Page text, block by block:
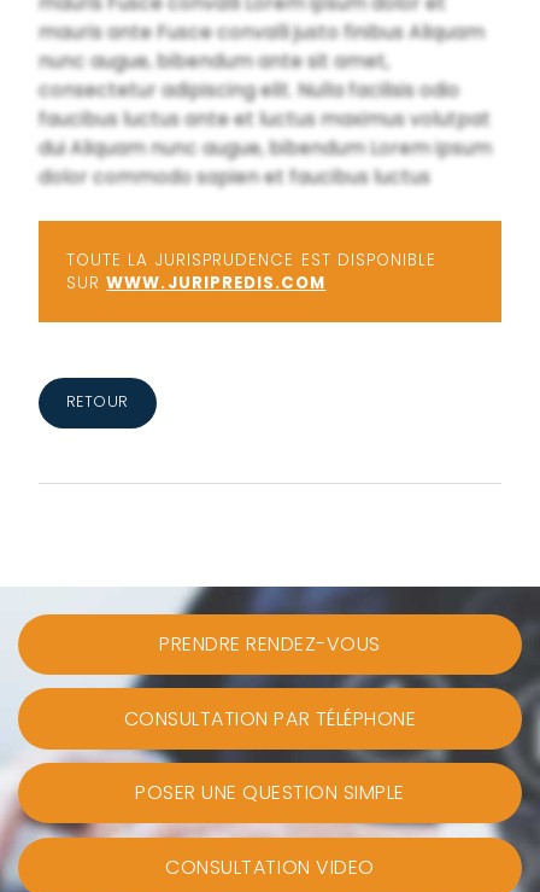
mauris ante Fusce convalli justo finibus Aliquam
nunc augue, bibendum ante sit amet,
consectetur adipiscing elit. Nulla facilisis odio
faucibus luctus ante et luctus maximus volutpat
dui Aliquam nunc augue, bibendum Lorem ipsum
dolor commodo sapien et faucibus luctus
TOUTE LA JURISPRUDENCE EST DISPONIBLE
SURWWW.JURIPREDIS.COM
RETOUR
PRENDRE RENDEZ-VOUS
CONSULTATION PAR TÉLÉPHONE
POSER UNE QUESTION SIMPLE
CONSULTATION VIDEO